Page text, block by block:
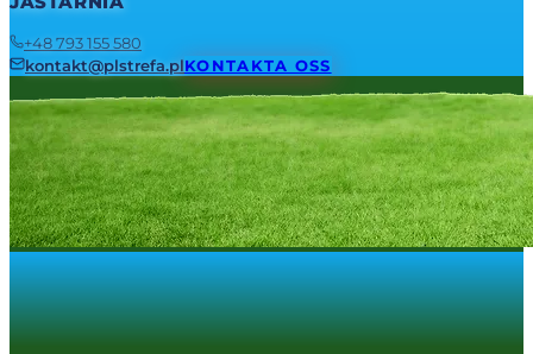
+48 793 155 580
kontakt@plstrefa.plKONTAKTA OSS